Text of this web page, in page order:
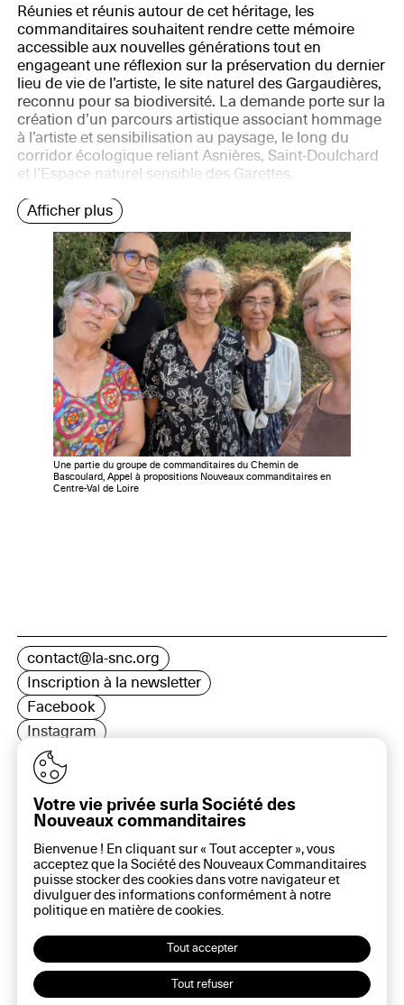
Réunies et réunis autour de cet héritage, les
commanditaires souhaitent rendre cette mémoire
accessible aux nouvelles générations tout en
engageant une réflexion sur la préservation du dernier
lieu de vie de l’artiste, le site naturel des Gargaudières,
reconnu pour sa biodiversité. La demande porte sur la
création d’un parcours artistique associant hommage
à l’artiste et sensibilisation au paysage, le long du
corridor écologique reliant Asnières, Saint-Doulchard
et l’Espace naturel sensible des Garettes.
Afficher plus
Une partie du groupe de commanditaires du Chemin de
Bascoulard, Appel à propositions Nouveaux commanditaires en
Centre-Val de Loire
contact@la-snc.org
Inscription à la newsletter
Facebook
Instagram
LinkedIn
16 rue Rambuteau, 75003 Paris
Plan du site
Aide sur ce site
Gestion des cookies
Politique des cookies
Politique de confidentialité
Mentions légales
Votre vie privée surla Société des
Nouveaux commanditaires
Bienvenue ! En cliquant sur « Tout accepter », vous
acceptez que la Société des Nouveaux Commanditaires
puisse stocker des cookies dans votre navigateur et
divulguer des informations conformément à notre
politique en matière decookies.
Tout accepter
Tout refuser